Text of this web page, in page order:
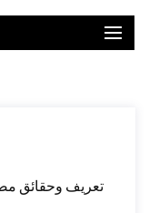
تعريف وحقائق